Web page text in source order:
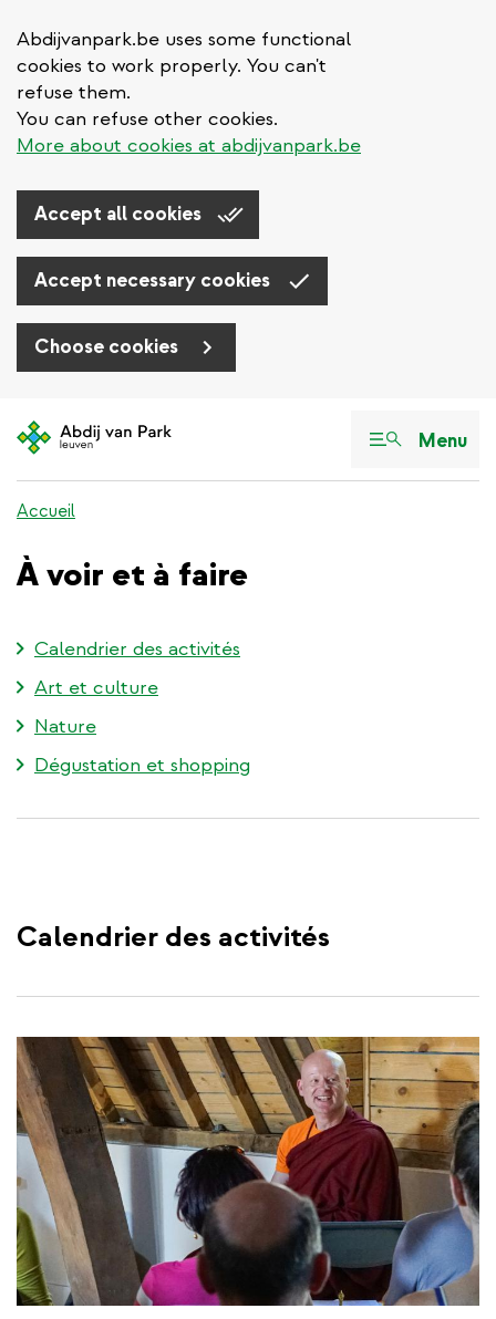
Abdijvanpark.be uses some functional
cookies to work properly. You can't
refuse them.
You can refuse other cookies.
More about cookies at abdijvanpark.be
Accept all cookies
Accept necessary cookies
Choose cookies
au
Menu
Accueil
À voir et à faire
Calendrier des activités
Art et culture
Nature
Dégustation et shopping
Calendrier des activités